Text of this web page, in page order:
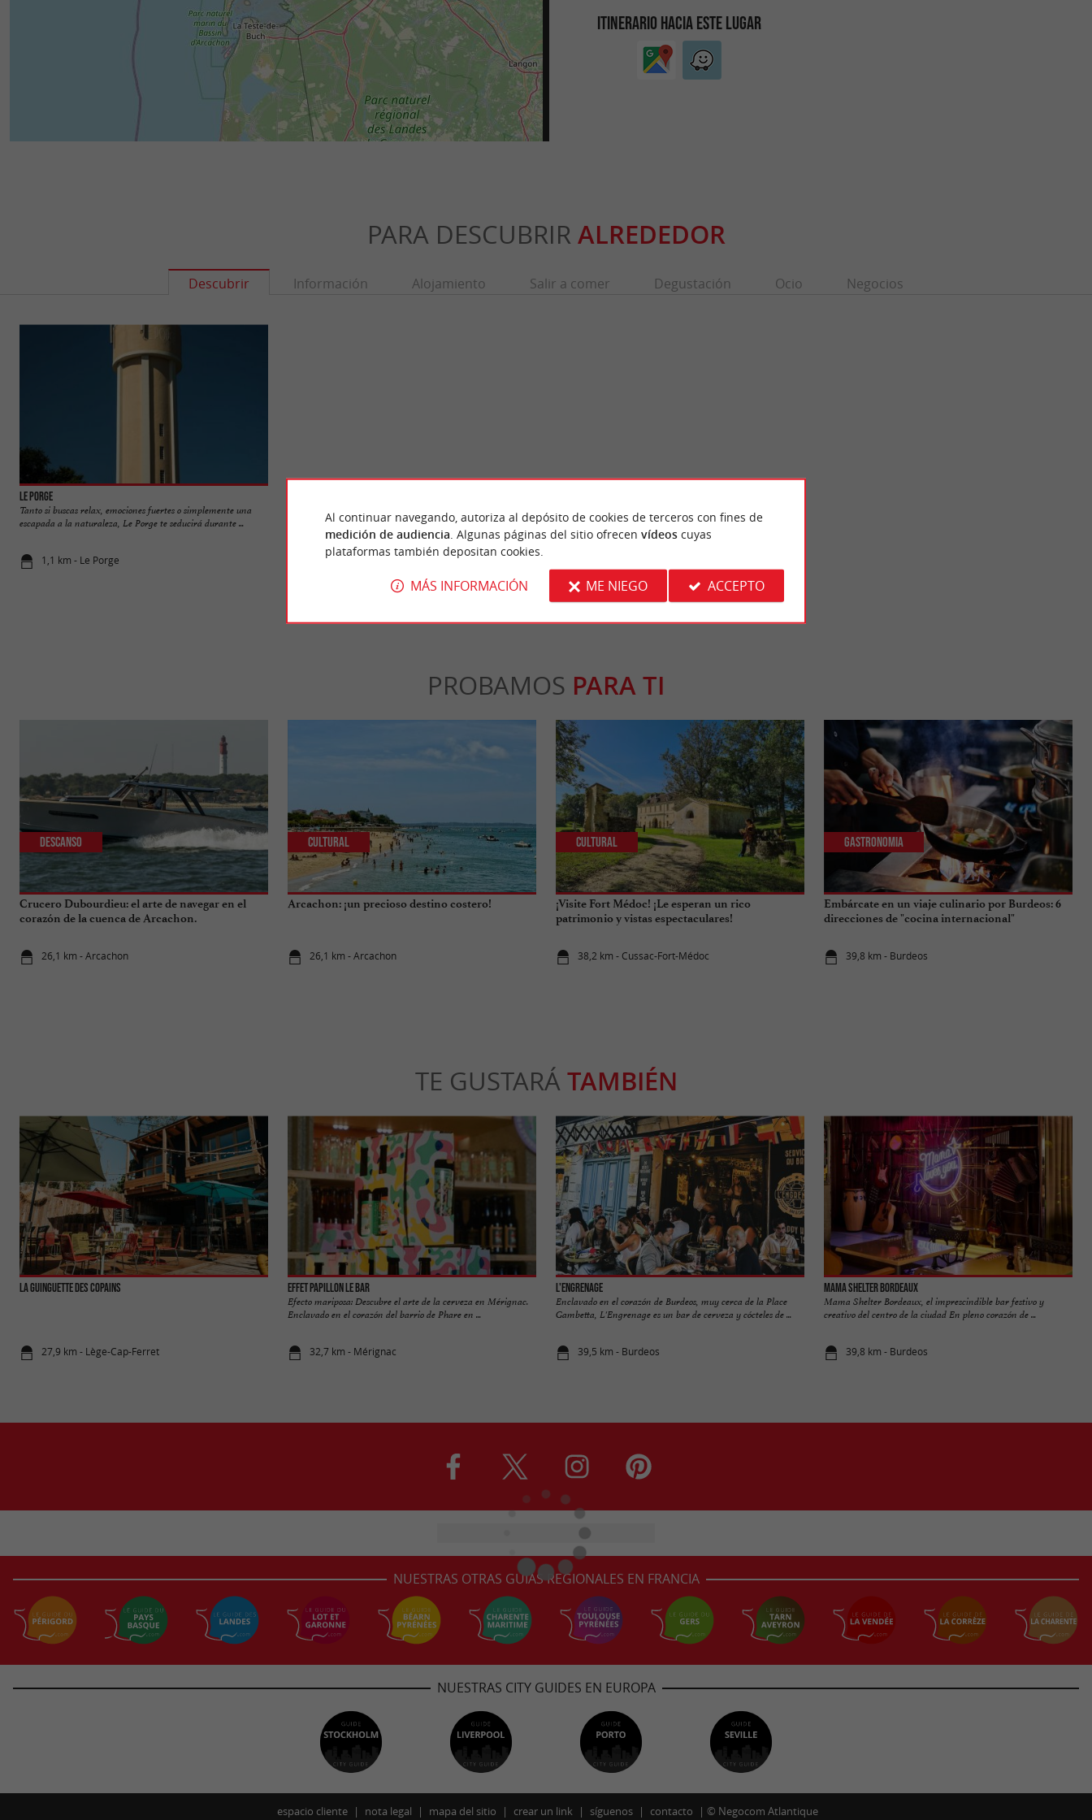
ITINERARIO HACIA ESTE LUGAR
PARA DESCUBRIR ALREDEDOR
Descubrir Información Alojamiento Salir a comer Degustación Ocio Negocios
Le Porge
Tanto si buscas relax, emociones fuertes o simplemente una
escapada a la naturaleza, Le Porge te seducirá durante ...
1,1 km - Le Porge 4,5 km - Le Porge
Al igual que Arcachon, es el balneario más elegante de la
Gironda, pero ha logrado conservar su carácter salvaje y ...
PROBAMOS PARA TI
Crucero Dubourdieu: el arte de navegar en el
corazón de la cuenca de Arcachon.
26,1 km - Arcachon
Descanso
Arcachon: ¡un precioso destino costero!
26,1 km - Arcachon
Cultural
¡Visite Fort Médoc! ¡Le esperan un rico
patrimonio y vistas espectaculares!
38,2 km - Cussac-Fort-Médoc
Cultural
Embárcate en un viaje culinario por Burdeos: 6
direcciones de "cocina internacional"
39,8 km - Burdeos
Gastronomia
TE GUSTARÁTAMBIÉN
La Guinguette des Copains
27,9 km - Lège-Cap-Ferret
Effet Papillon Le Bar
Efecto mariposa: Descubre el arte de la cerveza en Mérignac.
Enclavado en el corazón del barrio de Phare en ...
32,7 km - Mérignac
L'ENGRENAGE
Enclavado en el corazón de Burdeos, muy cerca de la Place
Gambetta, L'Engrenage es un bar de cerveza y cócteles de ...
39,5 km - Burdeos
Mama Shelter Bordeaux
Mama Shelter Bordeaux, el imprescindible bar festivo y
creativo del centro de la ciudad En pleno corazón de ...
39,8 km - Burdeos
NUESTRAS OTRAS GUÍAS REGIONALES EN FRANCIA
NUESTRAS CITY GUIDES EN EUROPA
espacio cliente nota legal mapa del sitio crear un link síguenos contacto © Negocom Atlantique
Al continuar navegando, autoriza al depósito de cookies de terceros con fines de
medición de audiencia . Algunas páginas del sitio ofrecen vídeoscuyas
plataformas también depositan cookies.
MÁS INFORMACIÓN ME NIEGO ACCEPTO